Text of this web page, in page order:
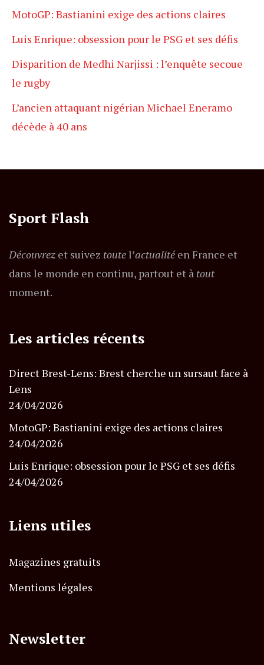
MotoGP: Bastianini exige des actions claires
Luis Enrique: obsession pour le PSG et ses défis
Disparition de Medhi Narjissi : l’enquête secoue
le rugby
L’ancien attaquant nigérian Michael Eneramo
décède à 40 ans
Sport Flash
Découvrez et suivez toutel’actualitéen France et
dans le monde en continu, partout et à tout
moment.
Les articles récents
Direct Brest-Lens: Brest cherche un sursaut face à
Lens
24/04/2026
MotoGP: Bastianini exige des actions claires
24/04/2026
Luis Enrique: obsession pour le PSG et ses défis
24/04/2026
Liens utiles
Magazines gratuits
Mentions légales
Newsletter